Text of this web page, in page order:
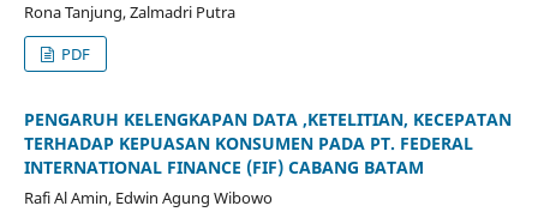
Rona Tanjung, Zalmadri Putra
PDF
PENGARUH KELENGKAPAN DATA ,KETELITIAN, KECEPATAN
TERHADAP KEPUASAN KONSUMEN PADA PT. FEDERAL
INTERNATIONAL FINANCE (FIF) CABANG BATAM
Rafi Al Amin, Edwin Agung Wibowo